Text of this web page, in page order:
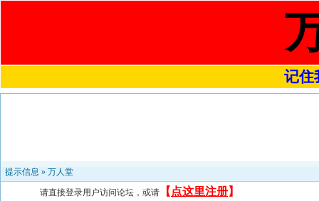
记住
提示信息 » 万人堂
请直接登录用户访问论坛，或请 【 点这里注册】